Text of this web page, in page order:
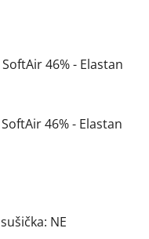
46% - Elastan
46% - Elastan
NE